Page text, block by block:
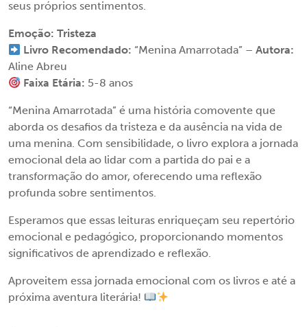
seus próprios sentimentos.
Emoção: Tristeza
Livro Recomendado: “Menina Amarrotada” –Autora:
Aline Abreu
Faixa Etária: 5-8 anos
“Menina Amarrotada” é uma história comovente que
aborda os desafios da tristeza e da ausência na vida de
uma menina. Com sensibilidade, o livro explora a jornada
emocional dela ao lidar com a partida do pai e a
transformação do amor, oferecendo uma reflexão
profunda sobre sentimentos.
Esperamos que essas leituras enriqueçam seu repertório
emocional e pedagógico, proporcionando momentos
significativos de aprendizado e reflexão.
Aproveitem essa jornada emocional com os livros e até a
próxima aventura literária!